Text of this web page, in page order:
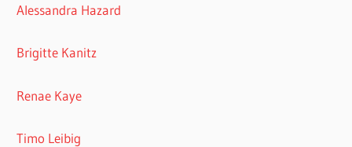
Alessandra Hazard
Brigitte Kanitz
Renae Kaye
Timo Leibig